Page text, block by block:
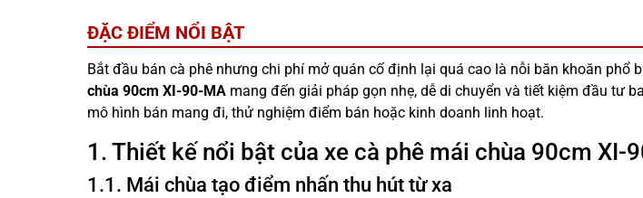
ĐẶC ĐIỂM NỔI BẬT
Bắt đầu bán cà phê nhưng chi phí mở quán cố định lại quá cao là nỗi băn khoăn phổ
chùa 90cm XI-90-MA mang đến giải pháp gọn nhẹ, dễ di chuyển và tiết kiệm đầu tư
mô hình bán mang đi, thử nghiệm điểm bán hoặc kinh doanh linh hoạt.
1. Thiết kế nổi bật của xe cà phê mái chùa 90cm XI-
1.1. Mái chùa tạo điểm nhấn thu hút từ xa